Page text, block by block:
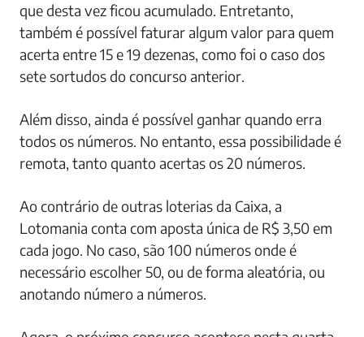
que desta vez ficou acumulado. Entretanto,
também é possível faturar algum valor para quem
acerta entre 15 e 19 dezenas, como foi o caso dos
sete sortudos do concurso anterior.
Além disso, ainda é possível ganhar quando erra
todos os números. No entanto, essa possibilidade é
remota, tanto quanto acertas os 20 números.
Ao contrário de outras loterias da Caixa, a
Lotomania conta com aposta única de R$ 3,50 em
cada jogo. No caso, são 100 números onde é
necessário escolher 50, ou de forma aleatória, ou
anotando número a números.